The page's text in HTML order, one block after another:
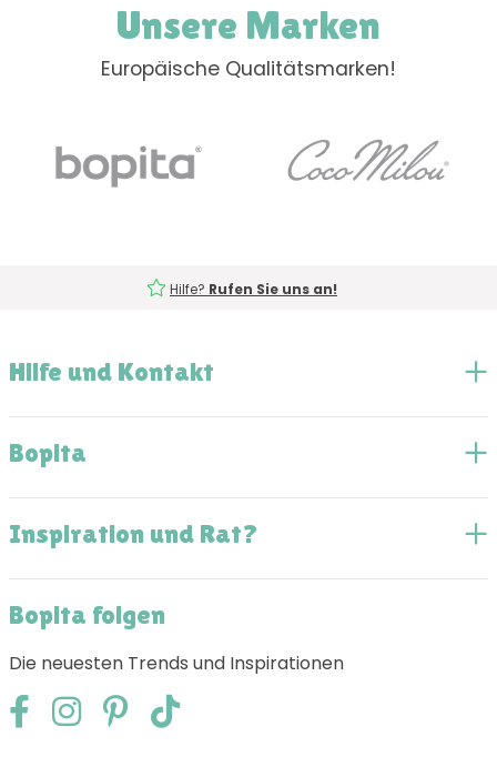
Unsere Marken
Europäische Qualitätsmarken!
Hilfe? Rufen Sie uns an!
Hilfe und Kontakt
Bopita
Inspiration und Rat?
Bopita folgen
Die neuesten Trends und Inspirationen